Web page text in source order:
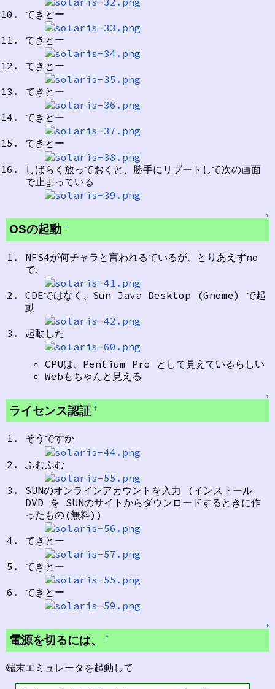
てきとー
てきとー
てきとー
てきとー
てきとー
てきとー
しばらく放っておくと、勝手にリブートして次の画面
で止まっている
↑
OSの起動 †
NFS4が何チャラと言われるているが、とりあえずno
で、
CDEではなく、Sun Java Desktop (Gnome) で起
動
起動した
CPUは、Pentium Pro として見えているらしい
Webもちゃんと見える
↑
ライセンス認証 †
そうですか
ふむふむ
SUNのオンラインアカウントを入力 (インストール
DVD を SUNのサイトからダウンロードするときに作
ったもの(無料))
てきとー
てきとー
てきとー
↑
電源を切るには、 †
端末エミュレータを起動して